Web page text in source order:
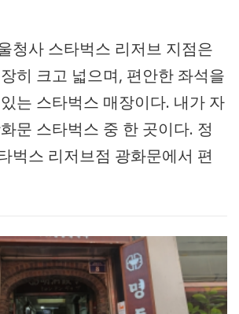
청사 스타벅스 리저브 지점은
히 크고 넓으며, 편안한 좌석을
는 스타벅스 매장이다. 내가 자
문 스타벅스 중 한 곳이다. 정
벅스 리저브점 광화문에서 편